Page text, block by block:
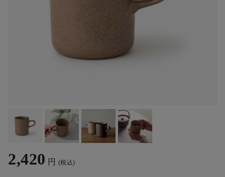
2,420 円 (税込)